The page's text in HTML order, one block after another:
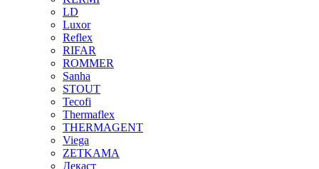
LD
Luxor
Reflex
RIFAR
ROMMER
Sanha
STOUT
Tecofi
Thermaflex
THERMAGENT
Viega
ZETKAMA
Декаст